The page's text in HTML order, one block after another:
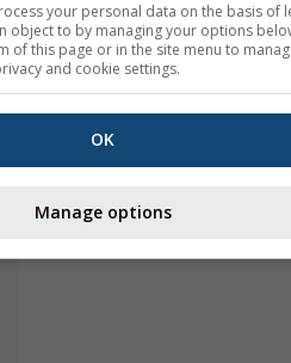
your personal data on the basis of
object to by managing your options
of this page or in the site menu to
and cookie settings.
OK
Manage options